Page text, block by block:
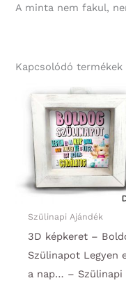
A minta nem fakul,
Kapcsolódó termékek
Szülinapi Ajándék
3D képkeret –
Szülinapot Legyen
a nap… – Szülinapi